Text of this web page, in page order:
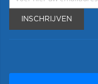
INSCHRIJVEN